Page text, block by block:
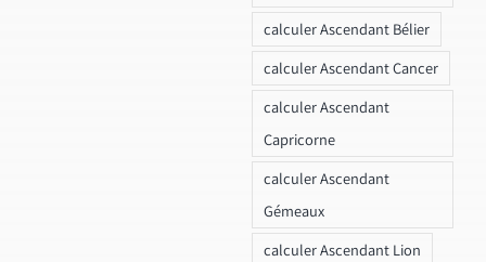
calculer Ascendant Bélier
calculer Ascendant Cancer
calculer Ascendant
Capricorne
calculer Ascendant
Gémeaux
calculer Ascendant Lion